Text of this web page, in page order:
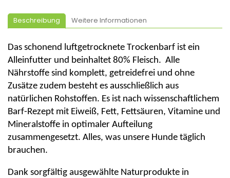
Beschreibung Weitere Informationen
Das schonend luftgetrocknete Trockenbarf ist ein
Alleinfutter und beinhaltet 80% Fleisch. Alle
Nährstoffe sind komplett, getreidefrei und ohne
Zusätze zudem besteht es ausschließlich aus
natürlichen Rohstoffen. Es ist nach wissenschaftlichem
Barf-Rezept mit Eiweiß, Fett, Fettsäuren, Vitamine und
Mineralstoffe in optimaler Aufteilung
zusammengesetzt. Alles, was unsere Hunde täglich
brauchen.
Dank sorgfältig ausgewählte Naturprodukte in